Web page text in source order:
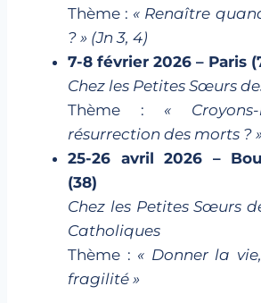
Thème : « Renaître
? » (Jn 3, 4)
7-8 février 2026 – Paris
Chez les Petites Sœurs
Thème : «
résurrection des morts ?
25-26 avril 2026 –
(38)
Chez les Petites Sœurs
Catholiques
Thème : « Donner la
fragilité »